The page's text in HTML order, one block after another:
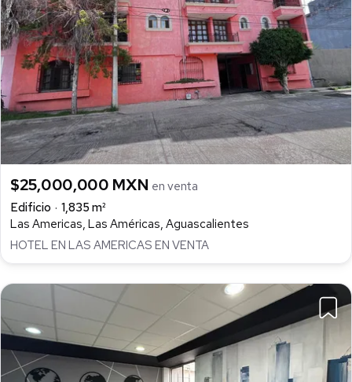
$25,000,000 MXN en venta
Edificio
1,835 m²
Las Americas, Las Américas, Aguascalientes
HOTEL EN LAS AMERICAS EN VENTA